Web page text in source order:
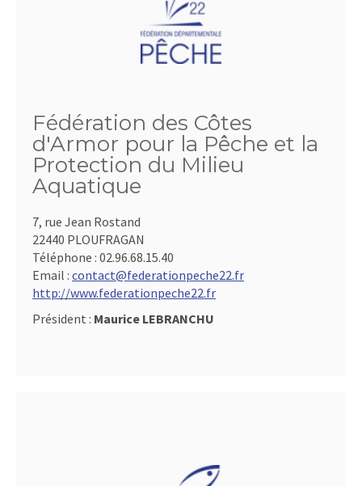
Fédération des Côtes
d'Armor pour la Pêche et la
Protection du Milieu
Aquatique
7, rue Jean Rostand
22440 PLOUFRAGAN
Téléphone : 02.96.68.15.40
Email : contact@federationpeche22.fr
http://www.federationpeche22.fr
Président : Maurice LEBRANCHU